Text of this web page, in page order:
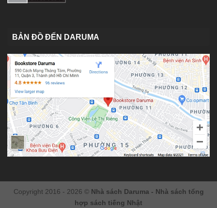
BẢN ĐỒ ĐẾN DARUMA
Copyright 2016 - 2026 © Nhà sách Daruma - Nhà sách tổng
hợp sách tiếng Nhật